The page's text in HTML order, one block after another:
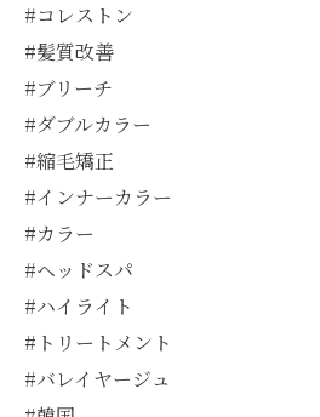
#コレストン
#髪質改善
#ブリーチ
#ダブルカラー
#縮毛矯正
#インナーカラー
#カラー
#ヘッドスパ
#ハイライト
#トリートメント
#バレイヤージュ